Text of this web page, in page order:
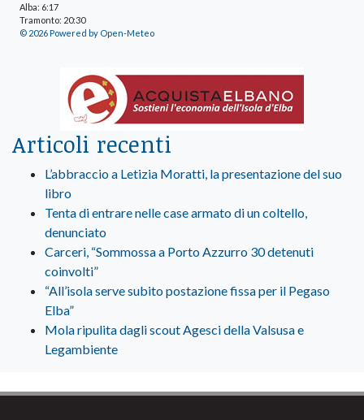
Alba: 6:17
Tramonto: 20:30
© 2026 Powered by Open-Meteo
Articoli recenti
L’abbraccio a Letizia Moratti, la presentazione del suo
libro
Tenta di entrare nelle case armato di un coltello,
denunciato
Carceri, “Sommossa a Porto Azzurro 30 detenuti
coinvolti”
“All’isola serve subito postazione fissa per il Pegaso
Elba”
Mola ripulita dagli scout Agesci della Valsusa e
Legambiente